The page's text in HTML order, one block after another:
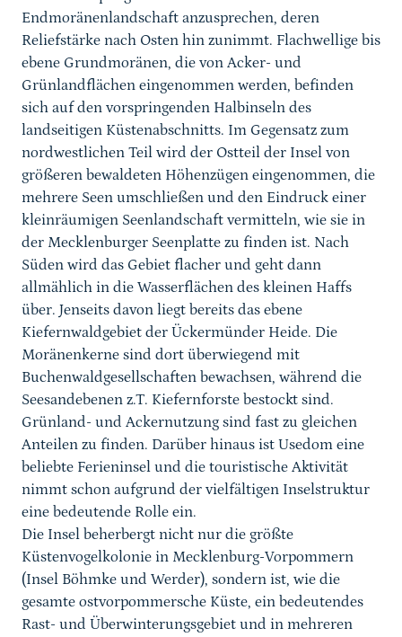
Endmoränenlandschaft anzusprechen, deren
Reliefstärke nach Osten hin zunimmt. Flachwellige bis
ebene Grundmoränen, die von Acker- und
Grünlandflächen eingenommen werden, befinden
sich auf den vorspringenden Halbinseln des
landseitigen Küstenabschnitts. Im Gegensatz zum
nordwestlichen Teil wird der Ostteil der Insel von
größeren bewaldeten Höhenzügen eingenommen, die
mehrere Seen umschließen und den Eindruck einer
kleinräumigen Seenlandschaft vermitteln, wie sie in
der Mecklenburger Seenplatte zu finden ist. Nach
Süden wird das Gebiet flacher und geht dann
allmählich in die Wasserflächen des kleinen Haffs
über. Jenseits davon liegt bereits das ebene
Kiefernwaldgebiet der Ückermünder Heide. Die
Moränenkerne sind dort überwiegend mit
Buchenwaldgesellschaften bewachsen, während die
Seesandebenen z.T. Kiefernforste bestockt sind.
Grünland- und Ackernutzung sind fast zu gleichen
Anteilen zu finden. Darüber hinaus ist Usedom eine
beliebte Ferieninsel und die touristische Aktivität
nimmt schon aufgrund der vielfältigen Inselstruktur
eine bedeutende Rolle ein.
Die Insel beherbergt nicht nur die größte
Küstenvogelkolonie in Mecklenburg-Vorpommern
(Insel Böhmke und Werder), sondern ist, wie die
gesamte ostvorpommersche Küste, ein bedeutendes
Rast- und Überwinterungsgebiet und in mehreren